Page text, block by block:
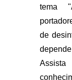
tema
de